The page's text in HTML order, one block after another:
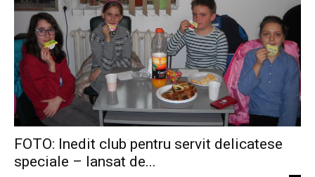
FOTO: Inedit club pentru servit delicatese
speciale – lansat de...